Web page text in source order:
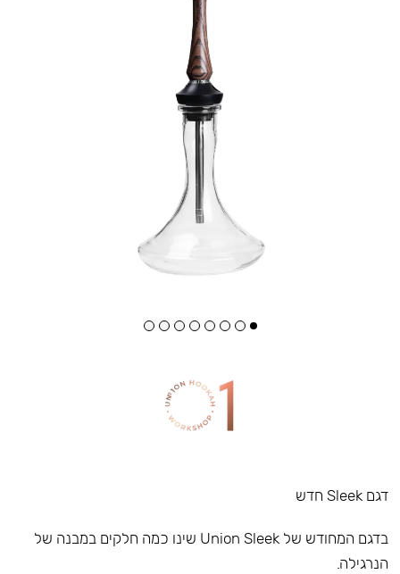
דגם Sleek חדש
בדגם המחודש של Union Sleek שינו כמה חלקים במבנה של
הנרגילה.